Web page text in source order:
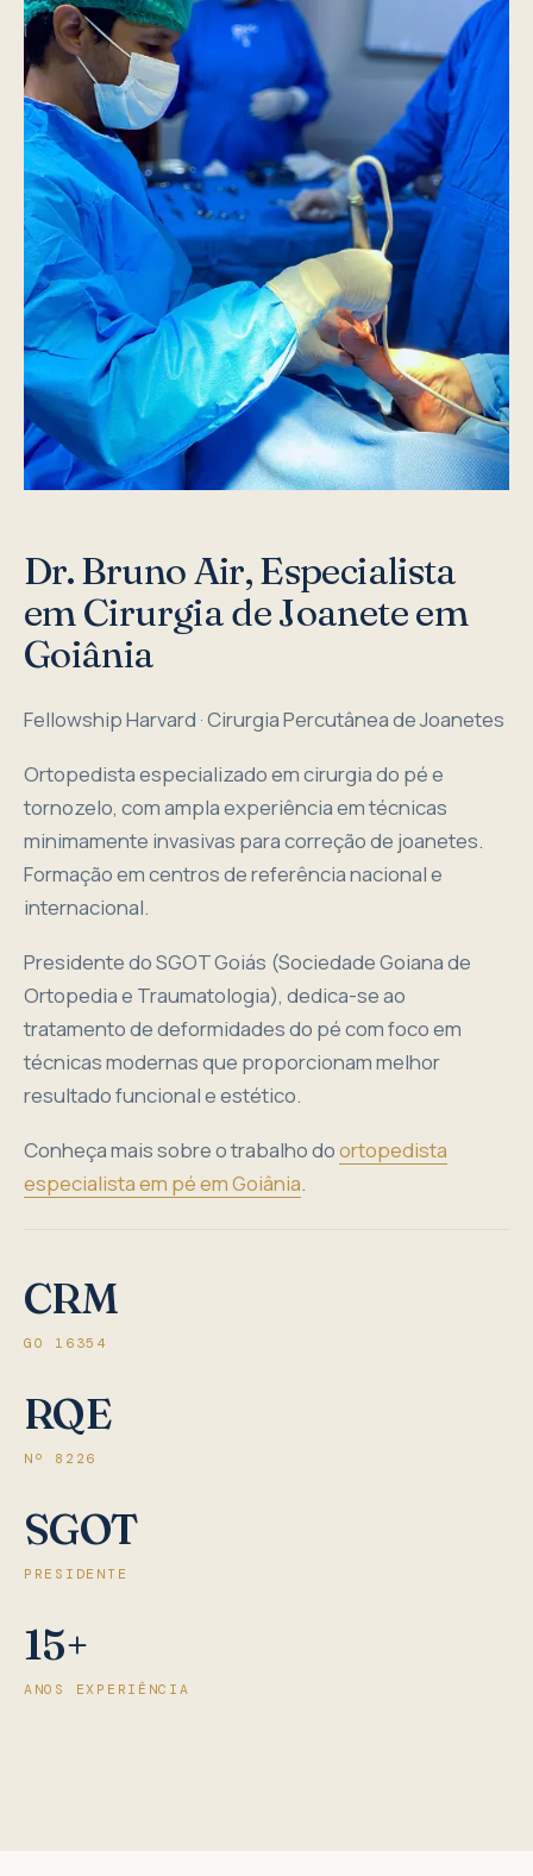
Dr. Bruno Air, Especialista
em Cirurgia de Joanete em
Goiânia
Fellowship Harvard · Cirurgia Percutânea de Joanetes
Ortopedista especializado em cirurgia do pé e
tornozelo, com ampla experiência em técnicas
minimamente invasivas para correção de joanetes.
Formação em centros de referência nacional e
internacional.
Presidente do SGOT Goiás (Sociedade Goiana de
Ortopedia e Traumatologia), dedica-se ao
tratamento de deformidades do pé com foco em
técnicas modernas que proporcionam melhor
resultado funcional e estético.
Conheça mais sobre o trabalho doortopedista
especialista em pé em Goiânia
CRM
GO 16354
RQE
Nº 8226
SGOT
PRESIDENTE
15+
ANOS EXPERIÊNCIA